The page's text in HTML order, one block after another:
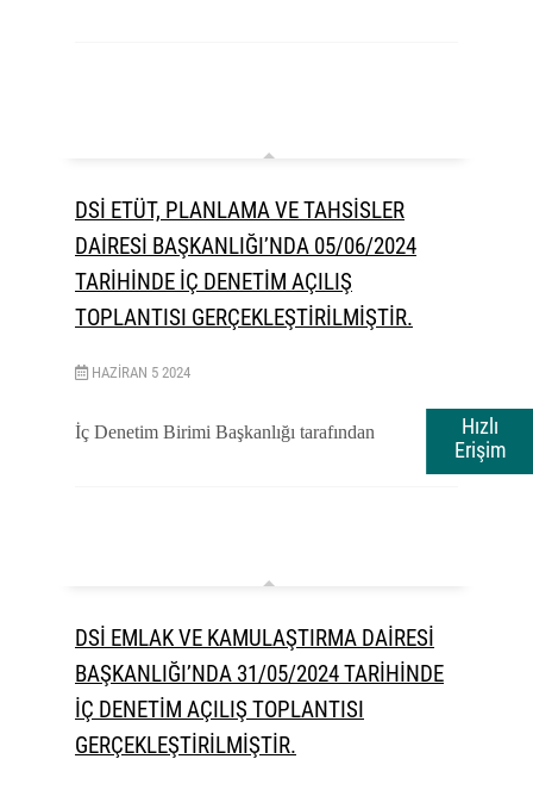
Hızlı
Erişim
DSİ ETÜT, PLANLAMA VE TAHSİSLER
DAİRESİ BAŞKANLIĞI’NDA 05/06/2024
TARİHİNDE İÇ DENETİM AÇILIŞ
TOPLANTISI GERÇEKLEŞTİRİLMİŞTİR.
HAZIRAN 5 2024
İç Denetim Birimi Başkanlığı tarafından
DSİ EMLAK VE KAMULAŞTIRMA DAİRESİ
BAŞKANLIĞI’NDA 31/05/2024 TARİHİNDE
İÇ DENETİM AÇILIŞ TOPLANTISI
GERÇEKLEŞTİRİLMİŞTİR.